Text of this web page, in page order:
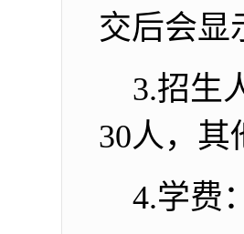
交后会显
3.招生
30人，其
4.学费